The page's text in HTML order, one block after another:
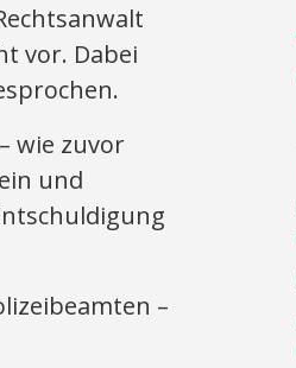
vor. Dabei
wie zuvor
und
–